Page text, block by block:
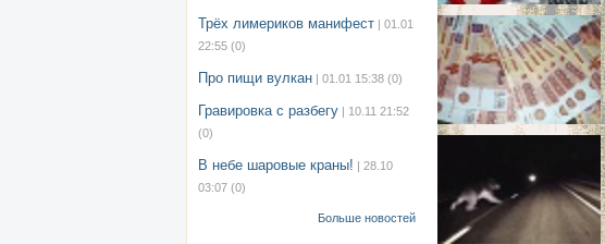
Трёх лимериков манифест | 01.01
22:55 (0)
Про пищи вулкан | 01.01 15:38 (0)
Гравировка с разбегу | 10.11 21:52
(0)
В небе шаровые краны! | 28.10
03:07 (0)
Больше новостей